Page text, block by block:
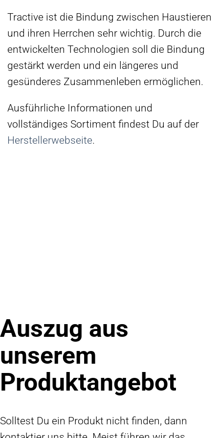
Tractive ist die Bindung zwischen Haustieren
und ihren Herrchen sehr wichtig. Durch die
entwickelten Technologien soll die Bindung
gestärkt werden und ein längeres und
gesünderes Zusammenleben ermöglichen.
Ausführliche Informationen und
vollständiges Sortiment findest Du auf der
Herstellerwebseite.
Auszug aus
unserem
Produktangebot
Solltest Du ein Produkt nicht finden, dann